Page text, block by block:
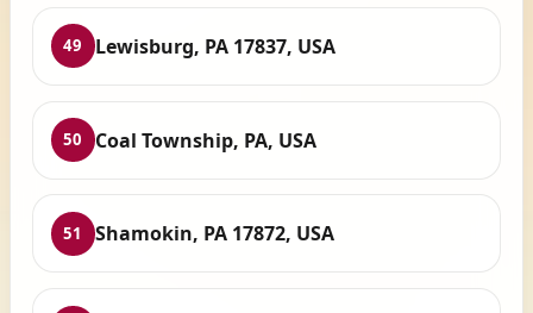
49 Lewisburg, PA 17837, USA
50 Coal Township, PA, USA
51 Shamokin, PA 17872, USA